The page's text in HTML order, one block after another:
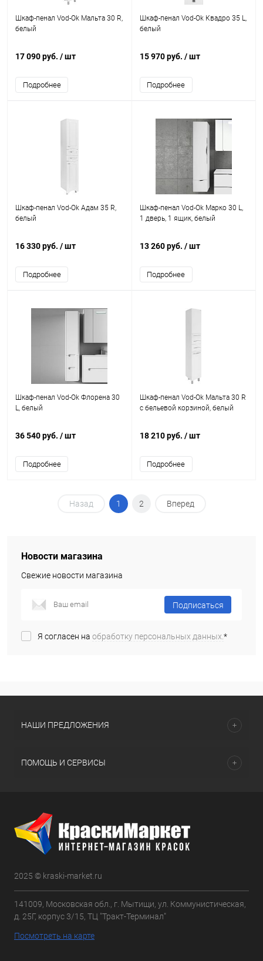
Шкаф-пенал Vod-Ok Мальта 30 R,
белый
17 090 руб. / шт
Подробнее
Шкаф-пенал Vod-Ok Квадро 35 L,
белый
15 970 руб. / шт
Подробнее
Шкаф-пенал Vod-Ok Адам 35 R,
белый
16 330 руб. / шт
Подробнее
Шкаф-пенал Vod-Ok Марко 30 L,
1 дверь, 1 ящик, белый
13 260 руб. / шт
Подробнее
Шкаф-пенал Vod-Ok Флорена 30
L, белый
36 540 руб. / шт
Подробнее
Шкаф-пенал Vod-Ok Мальта 30 R
с бельевой корзиной, белый
18 210 руб. / шт
Подробнее
Назад 1 2 Вперед
Новости магазина
Свежие новости магазина
Подписаться
Я согласен на обработку персональных данных.*
НАШИ ПРЕДЛОЖЕНИЯ
ПОМОЩЬ И СЕРВИСЫ
2025 © kraski-market.ru
141009, Московская обл., г. Мытищи, ул. Коммунистическая,
д. 25Г, корпус 3/15, ТЦ "Тракт-Терминал"
Посмотреть на карте